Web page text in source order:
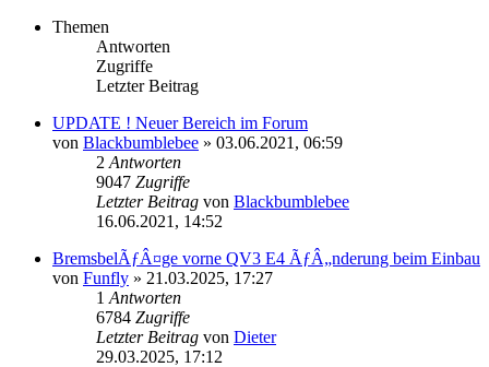
Themen
Antworten
Zugriffe
Letzter Beitrag
UPDATE ! Neuer Bereich im Forum
von Blackbumblebee » 03.06.2021, 06:59
2 Antworten
9047 Zugriffe
Letzter Beitrag von Blackbumblebee
16.06.2021, 14:52
BremsbelÃƒÂ¤ge vorne QV3 E4 ÃƒÂ„nderung beim Einbau
von Funfly » 21.03.2025, 17:27
1 Antworten
6784 Zugriffe
Letzter Beitrag von Dieter
29.03.2025, 17:12